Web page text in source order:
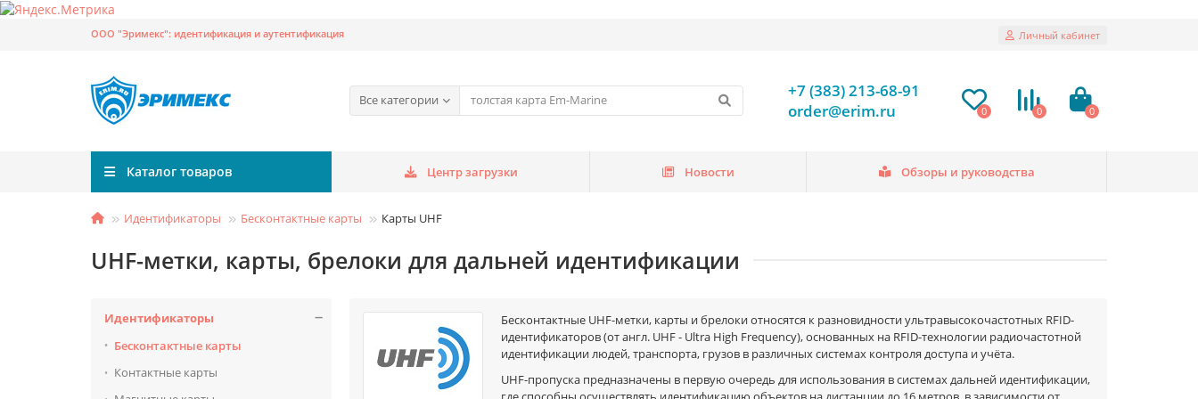
ООО "Эримекс": идентификация и аутентификация Личный кабинет
Все категории
+7 (383) 213-68-91
order@erim.ru
0 0 0
Каталог товаров Центр загрузки Новости Обзоры и руководства
Идентификаторы Бесконтактные карты Карты UHF
UHF-метки, карты, брелоки для дальней идентификации
Идентификаторы
Бесконтактные карты
Контактные карты
Бесконтактные UHF-метки, карты и брелоки относятся к разновидности ультравысокочастотных RFID-
идентификаторов (от англ. UHF - Ultra High Frequency), основанных на RFID-технологии радиочастотной
идентификации людей, транспорта, грузов в различных системах контроля доступа и учёта.
UHF-пропуска предназначены в первую очередь для использования в системах дальней идентификации,